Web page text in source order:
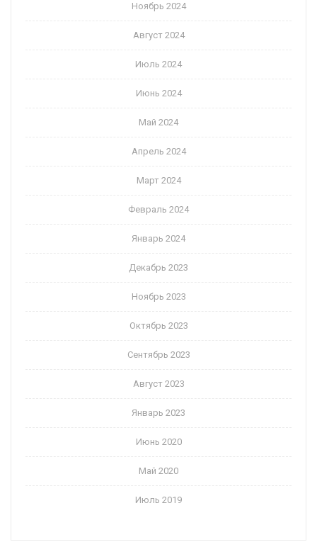
Ноябрь 2024
Август 2024
Июль 2024
Июнь 2024
Май 2024
Апрель 2024
Март 2024
Февраль 2024
Январь 2024
Декабрь 2023
Ноябрь 2023
Октябрь 2023
Сентябрь 2023
Август 2023
Январь 2023
Июнь 2020
Май 2020
Июль 2019